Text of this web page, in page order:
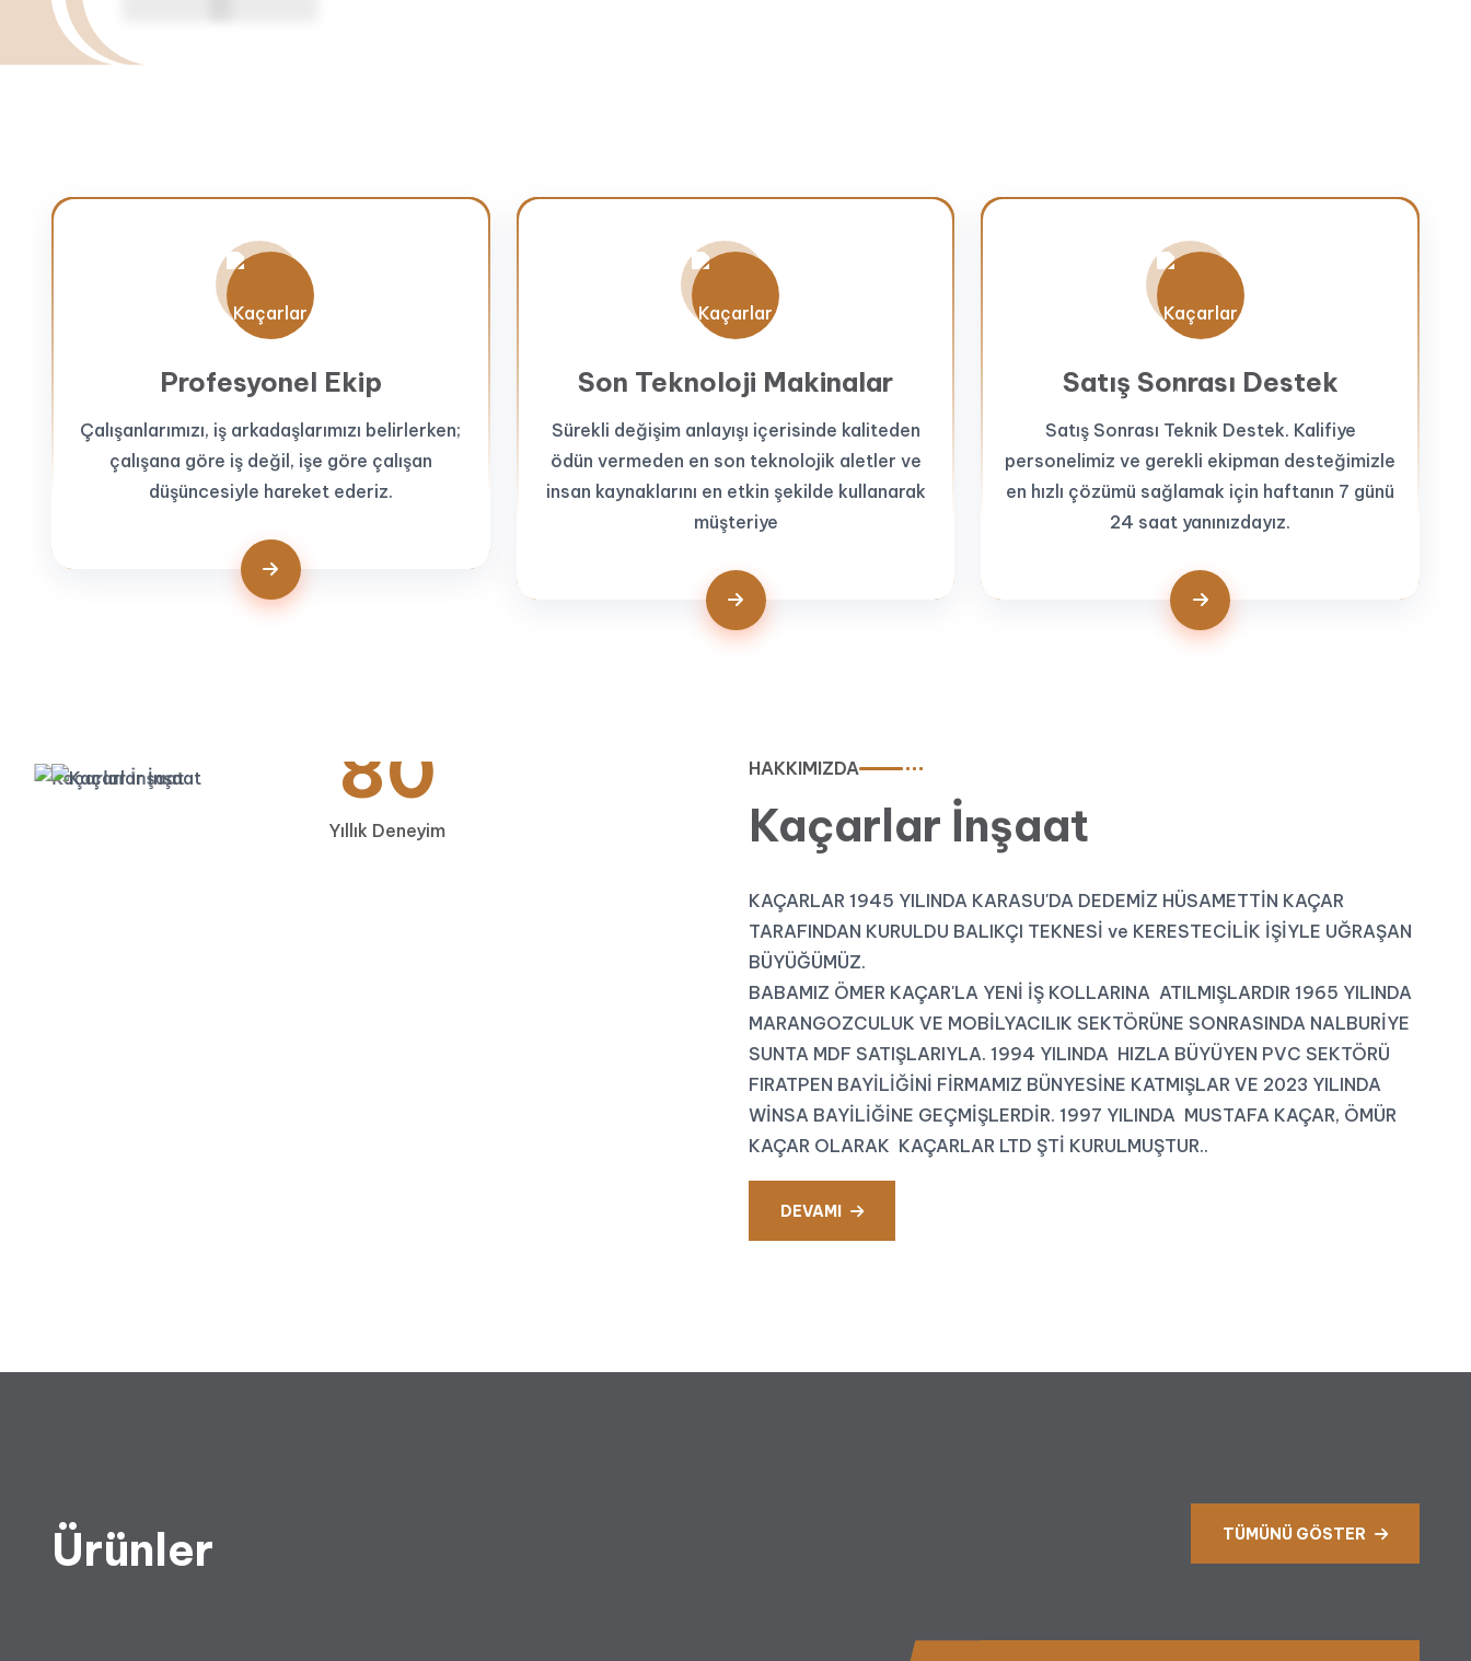
Profesyonel Ekip
Çalışanlarımızı, iş arkadaşlarımızı belirlerken;
çalışana göre iş değil, işe göre çalışan
düşüncesiyle hareket ederiz.
Son Teknoloji Makinalar
Sürekli değişim anlayışı içerisinde kaliteden
ödün vermeden en son teknolojik aletler ve
insan kaynaklarını en etkin şekilde kullanarak
müşteriye
Satış Sonrası Destek
Satış Sonrası Teknik Destek. Kalifiye
personelimiz ve gerekli ekipman desteğimizle
en hızlı çözümü sağlamak için haftanın 7 günü
24 saat yanınızdayız.
80
Yıllık Deneyim
HAKKIMIZDA
Kaçarlar İnşaat
KAÇARLAR 1945 YILINDA KARASU'DA DEDEMİZ HÜSAMETTİN KAÇAR
TARAFINDAN KURULDU BALIKÇI TEKNESİ ve KERESTECİLİK İŞİYLE UĞRAŞAN
BÜYÜĞÜMÜZ.
BABAMIZ ÖMER KAÇAR'LA YENİ İŞ KOLLARINA ATILMIŞLARDIR 1965 YILINDA
MARANGOZCULUK VE MOBİLYACILIK SEKTÖRÜNE SONRASINDA NALBURİYE
SUNTA MDF SATIŞLARIYLA. 1994 YILINDA HIZLA BÜYÜYEN PVC SEKTÖRÜ
FIRATPEN BAYİLİĞİNİ FİRMAMIZ BÜNYESİNE KATMIŞLAR VE 2023 YILINDA
WİNSA BAYİLİĞİNE GEÇMİŞLERDİR. 1997 YILINDA MUSTAFA KAÇAR, ÖMÜR
KAÇAR OLARAK KAÇARLAR LTD ŞTİ KURULMUŞTUR..
DEVAMI
Ürünler TÜMÜNÜ GÖSTER
Vasistas Açılım PVC